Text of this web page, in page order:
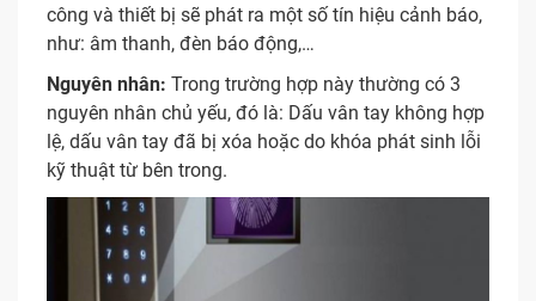
công và thiết bị sẽ phát ra một số tín hiệu cảnh báo,
như: âm thanh, đèn báo động,…
Nguyên nhân: Trong trường hợp này thường có 3
nguyên nhân chủ yếu, đó là: Dấu vân tay không hợp
lệ, dấu vân tay đã bị xóa hoặc do khóa phát sinh lỗi
kỹ thuật từ bên trong.